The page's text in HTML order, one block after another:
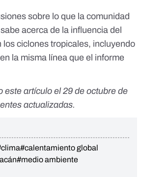
sobre lo que la comunidad
acerca de la influencia del
los ciclones tropicales, incluyendo
la misma línea que el informe
este artículo el 29 de octubre de
actualizadas.
#calentamiento global
#medio ambiente